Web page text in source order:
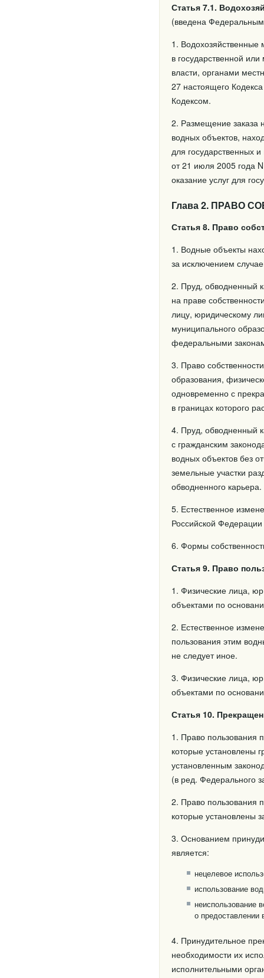
Статья 7.1.
(введена
1.
в государственной
власти, органами
27 настоящего
Кодексом.
2. Размещение заказа
водных объектов,
для государственных
от 21 июля 2005 года
оказание услуг для
Глава 2. ПРАВО
Статья 8. Право
1. Водные объекты
за исключением
2. Пруд, обводненный
на праве
лицу, юридическому
муниципального
федеральными
3. Право
образования,
одновременно с
в границах которого
4. Пруд, обводненный
с гражданским
водных объектов без
земельные участки
обводненного карьера.
5. Естественное
Российской
6. Формы
Статья 9. Право
1. Физические лица,
объектами по
2. Естественное
пользования этим
не следует иное.
3. Физические лица,
объектами по
Статья 10.
1. Право пользования
которые установлены
установленным
(в ред. Федерального
2. Право пользования
которые установлены
3. Основанием
является:
нецелевое
использование
неиспользование
о предоставлении
4. Принудительное
необходимости их
исполнительными